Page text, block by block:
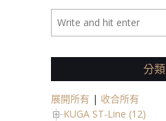
分類
展開所有 | 收合所有
KUGA ST-Line (12)